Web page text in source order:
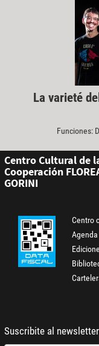
La varieté
Funciones:
Centro Cultural de
Cooperación
GORINI
Centro
Agenda
Suscribite al newsletter